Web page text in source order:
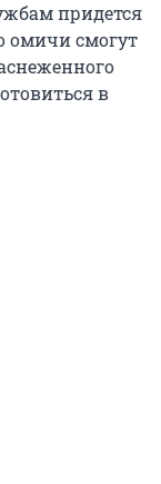
придется
омичи смогут
в